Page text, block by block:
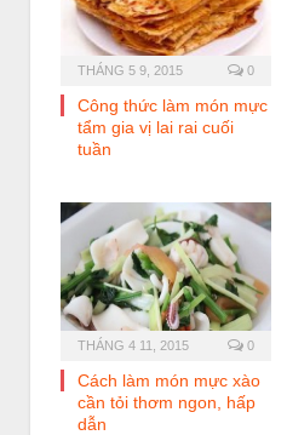
THÁNG 5 9, 2015 0
Công thức làm món mực
tẩm gia vị lai rai cuối
tuần
THÁNG 4 11, 2015 0
Cách làm món mực xào
cần tỏi thơm ngon, hấp
dẫn